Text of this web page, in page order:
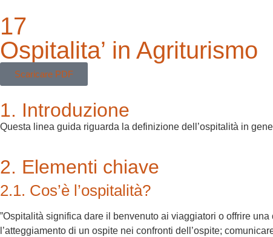
17
Ospitalita’ in Agriturismo
Scaricare PDF
1. Introduzione
Questa linea guida riguarda la definizione dell’ospitalità in
2. Elementi chiave
2.1. Cos’è l’ospitalità?
”Ospitalità significa dare il benvenuto ai viaggiatori o offrire
l’atteggiamento di un ospite nei confronti dell’ospite;